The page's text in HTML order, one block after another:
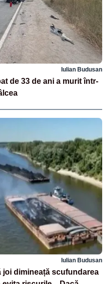
Iulian Budusan
de 33 de ani a murit într-
Iulian Budusan
joi dimineață scufundarea